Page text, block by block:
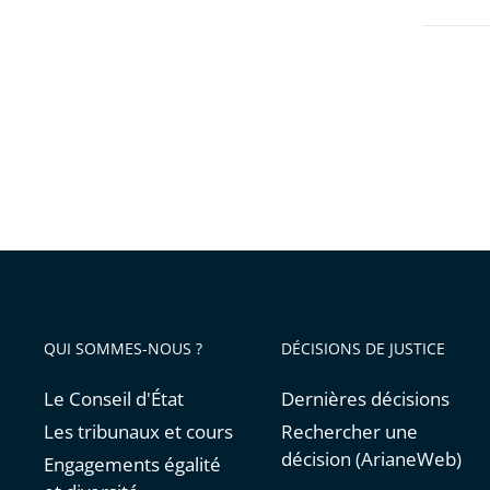
projet
QUI SOMMES-NOUS ?
Le Conseil d'État
Les tribunaux et cours
Engagements égalité
DÉCISIONS DE JUSTICE
Dernières décisions
Rechercher une
décision (ArianeWeb)